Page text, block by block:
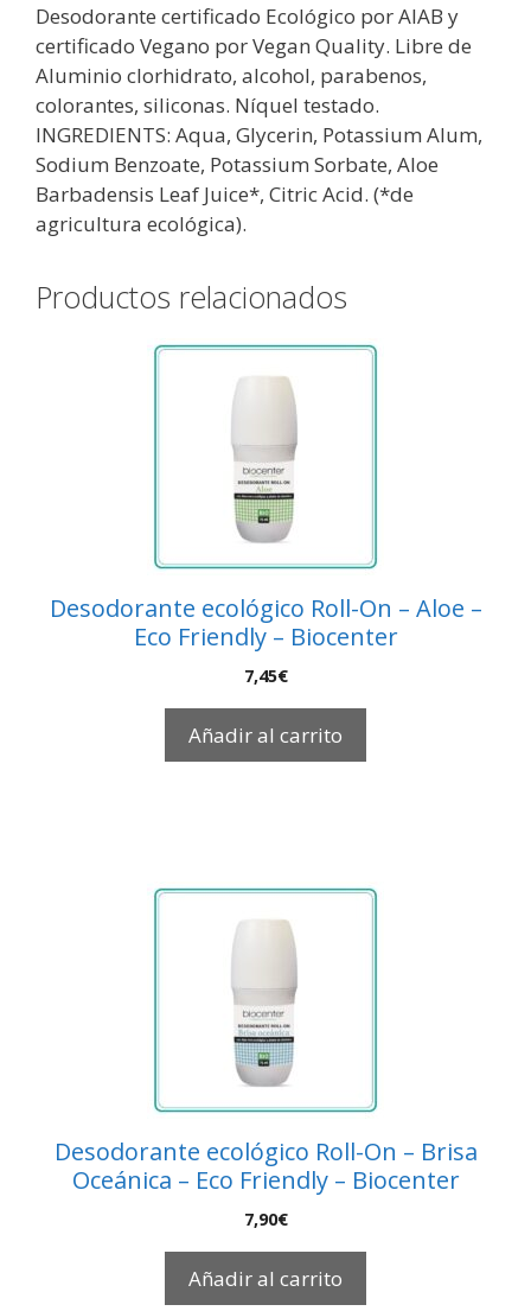
Desodorante certificado Ecológico por AIAB y
certificado Vegano por Vegan Quality. Libre de
Aluminio clorhidrato, alcohol, parabenos,
colorantes, siliconas. Níquel testado.
INGREDIENTS: Aqua, Glycerin, Potassium Alum,
Sodium Benzoate, Potassium Sorbate, Aloe
Barbadensis Leaf Juice*, Citric Acid. (*de
agricultura ecológica).
Productos relacionados
Desodorante ecológico Roll-On – Aloe –
Eco Friendly – Biocenter
7,45€
Añadir al carrito
Desodorante ecológico Roll-On – Brisa
Oceánica – Eco Friendly – Biocenter
7,90€
Añadir al carrito